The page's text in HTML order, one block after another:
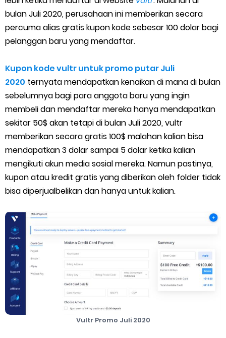
Penyebab dan Cara Memulihkan Akun Gojek Dibekukan
Cara Menghitung Penghasilan Grab Sesuai dengan Orderan
Cara Menggunakan Paket Telkomsel Mitra Gojek
5 Cara Top Up InDriver dengan Mudah
5 Biaya Potongan Shopee Food yang Perlu Kamu Ketahui
10 Cara Jitu Autobid Untuk Lala Motor dan Mobil 2023
Batas Saldo Untuk Akun Gopay Biasa dan Upgrade
Cara Mudah Melihat QR dan Barcode Shopeepay
Enroute Drop: Arti dan Penjelasan Resi Gosend
Cara Transfer Gopay ke Shopeepay Tanpa Potongan
Cara Ping Server Shopee Food 2022
Cara Menghubungi CS Lalamove dan Jam Operasionalnya
Cara Mengatasi Aplikasi Gojek Mengalami Gangguan
bulan Juli 2020, perusahaan ini memberikan secara
percuma alias gratis kupon kode sebesar 100 dolar bagi
pelanggan baru yang mendaftar.
Kupon kode vultr untuk promo putar Juli
2020 ternyata mendapatkan kenaikan di mana di bulan
sebelumnya bagi para anggota baru yang ingin
membeli dan mendaftar mereka hanya mendapatkan
sekitar 50$ akan tetapi di bulan Juli 2020, vultr
memberikan secara gratis 100$ malahan kalian bisa
mendapatkan 3 dolar sampai 5 dolar ketika kalian
mengikuti akun media sosial mereka. Namun pastinya,
kupon atau kredit gratis yang diberikan oleh folder tidak
bisa diperjualbelikan dan hanya untuk kalian.
Vultr Promo Juli 2020